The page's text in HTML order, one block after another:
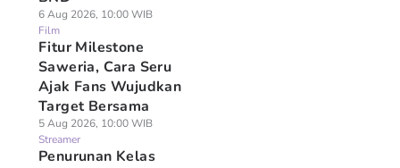
6 Aug 2026, 10:00 WIB
Film
Fitur Milestone
Saweria, Cara Seru
Ajak Fans Wujudkan
Target Bersama
5 Aug 2026, 10:00 WIB
Streamer
Penurunan Kelas